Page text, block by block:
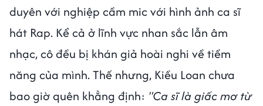
duyên với nghiệp cầm mic với hình ảnh ca sĩ
hát Rap. Kể cả ở lĩnh vực nhan sắc lẫn âm
nhạc, cô đều bị khán giả hoài nghi về tiềm
năng của mình. Thế nhưng, Kiều Loan chưa
bao giờ quên khẳng định: "Ca sĩ là giấc mơ từ